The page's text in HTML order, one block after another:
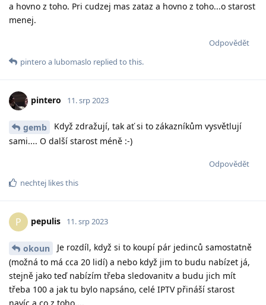
a hovno z toho. Pri cudzej mas zataz a hovno z toho...o starost
menej.
Odpovědět
pintero a lubomaslo replied to this.
pintero 11. srp 2023
gemb
Když zdražují, tak ať si to zákazníkům vysvětlují
sami.... O další starost méně :-)
Odpovědět
nechtej likes this
P pepulis 11. srp 2023
okoun
Je rozdíl, když si to koupí pár jedinců samostatně
(možná to má cca 20 lidí) a nebo když jim to budu nabízet já,
stejně jako teď nabízím třeba sledovanitv a budu jich mít
třeba 100 a jak tu bylo napsáno, celé IPTV přináší starost